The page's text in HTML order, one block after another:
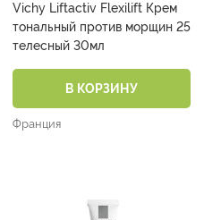
Vichy Liftactiv Flexilift Крем
тональный против морщин 25
телесный 30мл
В КОРЗИНУ
Франция